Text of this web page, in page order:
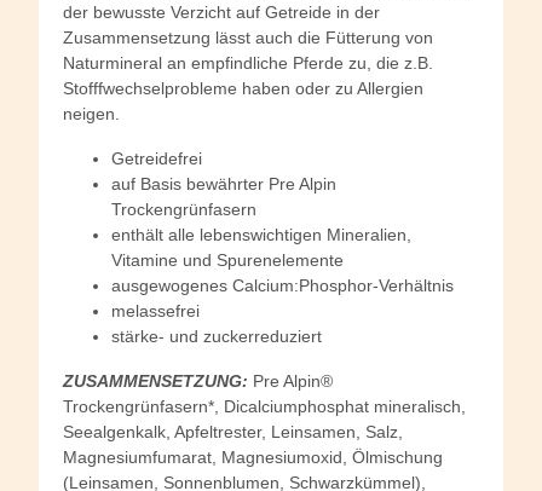
der bewusste Verzicht auf Getreide in der
Zusammensetzung lässt auch die Fütterung von
Naturmineral an empfindliche Pferde zu, die z.B.
Stofffwechselprobleme haben oder zu Allergien
neigen.
Getreidefrei
auf Basis bewährter Pre Alpin
Trockengrünfasern
enthält alle lebenswichtigen Mineralien,
Vitamine und Spurenelemente
ausgewogenes Calcium:Phosphor-Verhältnis
melassefrei
stärke- und zuckerreduziert
ZUSAMMENSETZUNG: Pre Alpin®
Trockengrünfasern*, Dicalciumphosphat mineralisch,
Seealgenkalk, Apfeltrester, Leinsamen, Salz,
Magnesiumfumarat, Magnesiumoxid, Ölmischung
(Leinsamen, Sonnenblumen, Schwarzkümmel),